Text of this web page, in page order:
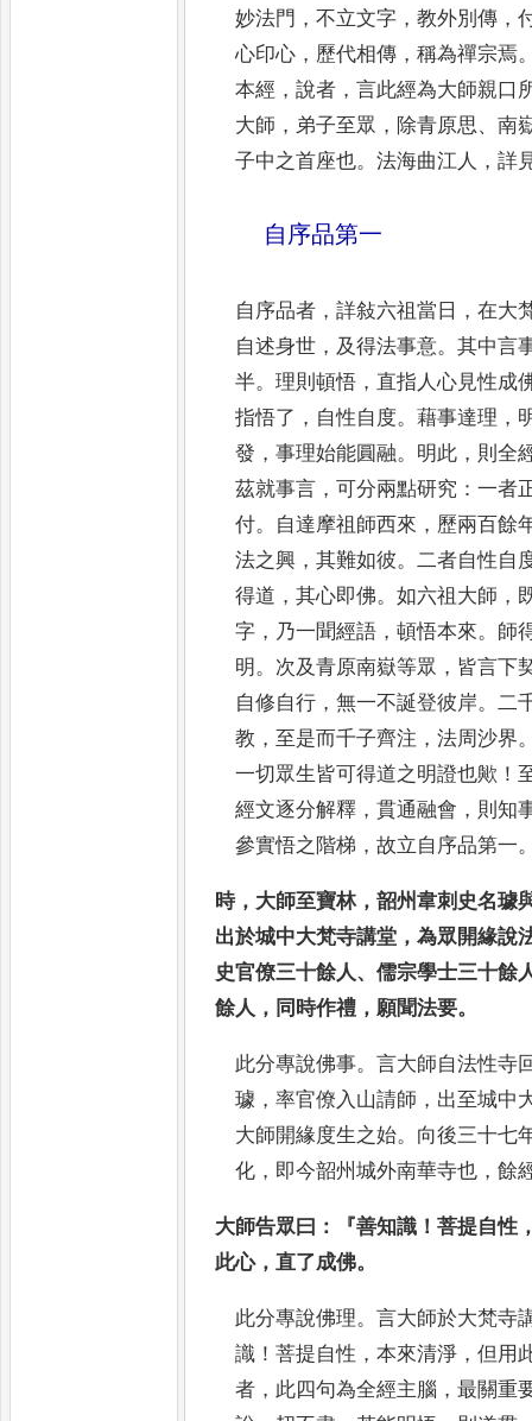
妙法門 ，不立文字 ，教外別傳 ，
心印心 ， 歷代相傳 ，稱為禪宗焉
本經 ，說者 ，言此經為大師親口
大師 ， 弟子至眾 ， 除青原思、南
子中之首座也。法海曲江人 ，詳
自序品第一
自序品者 ，詳敍六祖當日 ，在大
自述身世 ， 及得法事意。其中言
半。理則頓悟 ， 直指人心見性成
指悟了 ， 自性自度。藉事達理 ，
發 ，事理始能圓融。 明此 ， 則全
茲就事言 ，可分兩點研究 ：一者
付。 自達摩祖師西來 ， 歷兩百餘
法之興 ，其難如彼。
二者自性自
得道 ，其心即佛。如六祖大師 ，
字 ， 乃一聞經語 ，頓悟本來。 師
明 。 次及青原南嶽等眾 ， 皆言下
自修自行 ，無一不誕登彼岸。
二
教 ，至是而千子齊注 ，法周沙界
一切眾生皆可得道之明證也歟 ！
經文逐分解釋 ，貫通融會 ， 則知
參實悟之階梯 ，故立自序品第一
時， 大師至寶林，韶州韋刺史名璩
出於城中大梵寺講堂 ，為眾 開緣說
史官僚三十餘人、儒宗學士三十餘
餘人 ， 同時作禮 ， 願聞法要。
此分專說佛事。言大師自法性寺
璩 ，率官僚入山請師 ， 出至城中
大師開緣度生之始。 向後三十七
化 ， 即今韶州城外南華寺也 ，餘
大師告眾曰 ：『善知識 ！菩提自性
此心，直了成佛。
此分專說佛理。言大師於大梵寺
識 ！菩提自性 ，本來清淨 ，但用
者 ， 此四句為全經主腦 ，最關重